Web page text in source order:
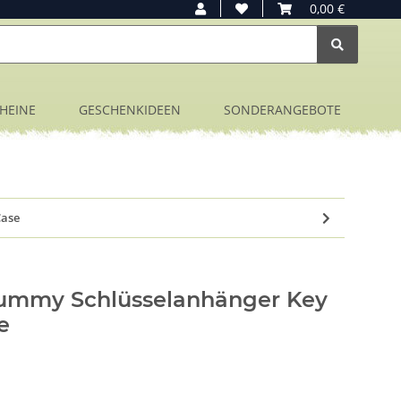
0,00 €
GESCHENKIDEEN SONDERANGEBOTE
Schlüsselanhänger Key